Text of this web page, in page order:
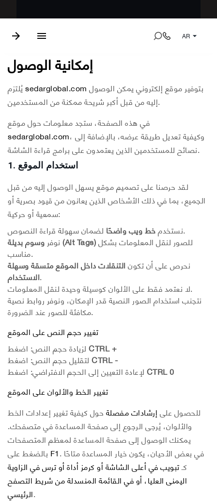
AR
إمكانية الوصول
sedarglobal.com
إليه من قبل أكبر شريحة ممكنة من المستخدمين.
في هذه الصفحة، ستجد معلومات حول موقع
sedarglobal.com، وكيفية تعديل طريقة عرضه، بالإضافة إلى
نصائح للمستخدمين الذين يعتمدون على برامج قراءة الشاشة.
1. استخدام الموقع
لقد حرصنا على تصميم موقع يسهل الوصول إليه من قبل
الجميع، بما في ذلك الأشخاص الذين يعانون من قيود بصرية أو
سمعية أو حركية:
نستخدمخط ويب واضحًا
لضمان سهولة قراءة النصوص.
نوفر وسوم بديلة (Alt Tags)
مناسب.
نحرص على أن تكون التنقلات داخل الموقع متسقة وسهلة
الاستخدام.
لا نعتمد فقط على الألوان كوسيلة وحيدة لنقل المعلومات.
نتجنب استخدام الصور النصية قدر الإمكان، ونوفر روابط نصية
مكافئة للصور عند الضرورة.
تغيير حجم النص على الموقع
CTRL +
CTRL -
CTRL 0
تغيير الخط والألوان على الموقع
للحصول على إرشادات مفصلة حول كيفية تغيير إعدادات الخط
والألوان، يُرجى الرجوع إلى صفحة المساعدة في متصفحك.
يمكنك الوصول إلى صفحة المساعدة لمعظم المتصفحات
F1. في بعض الأحيان، يكون خيار المساعدة متاحًا
كـتبويب في أعلى الشاشة أو كرمز أداة أو ترس في الزاوية
اليمنى العليا، أو في القائمة المنسدلة من شريط التصفح
الرئيسي.